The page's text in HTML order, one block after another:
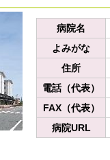
病院名
よみがな
住所
電話（代表）
FAX（代表）
病院URL